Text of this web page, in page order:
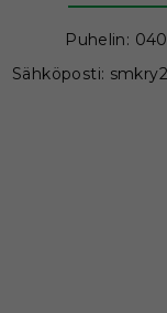
Puhelin:
Sähköposti: